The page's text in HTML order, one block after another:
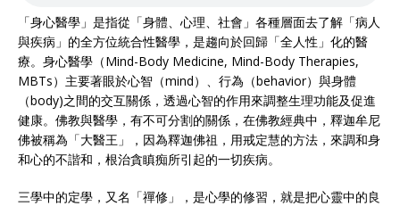
「身心醫學」是指從「身體、心理、社會」各種層面去了解「病人
與疾病」的全方位統合性醫學，是趨向於回歸「全人性」化的醫
療。身心醫學（Mind-Body Medicine, Mind-Body Therapies,
MBTs）主要著眼於心智（mind）、行為（behavior）與身體
（body)之間的交互關係，透過心智的作用來調整生理功能及促進
健康。佛教與醫學，有不可分割的關係，在佛教經典中，釋迦牟尼
佛被稱為「大醫王」，因為釋迦佛祖，用戒定慧的方法，來調和身
和心的不諧和，根治貪瞋痴所引起的一切疾病。
三學中的定學，又名「禪修」，是心學的修習，就是把心靈中的良